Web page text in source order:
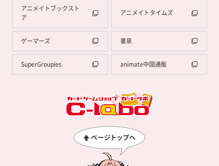
アニメイトブックスト
ア
アニメイトタイムズ
ゲーマーズ 書泉
SuperGroupies animate中国通販